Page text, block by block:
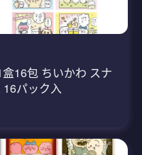
16包 ちいかわ スナ
パック入